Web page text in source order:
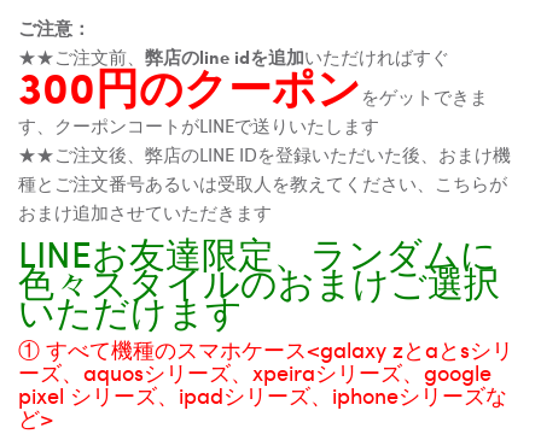
ご注意：
★★ご注文前、 弊店のline idを追加いただければすぐ
300円のクーポンをゲットできま
す、クーポンコートがLINEで送りいたします
★★ご注文後、弊店のLINE IDを登録いただいた後、おまけ機
種とご注文番号あるいは受取人を教えてください、こちらが
おまけ追加させていただきます
LINEお友達限定、ランダムに
色々スタイルのおまけご選択
いただけます
① すべて機種のスマホケース<galaxy zとaとsシリ
ーズ、aquosシリーズ、xpeiraシリーズ、google
pixel シリーズ、ipadシリーズ、iphoneシリーズな
ど>